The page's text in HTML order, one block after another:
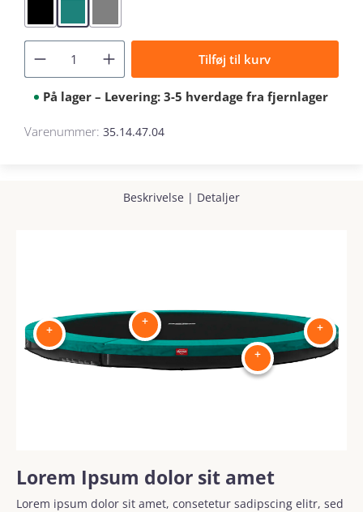
Black Green
Tilføj til kurv
På lager – Levering: 3-5 hverdage fra fjernlager
Varenummer: 35.14.47.04
Beskrivelse | Detaljer
+
+
+
+
Lorem Ipsum dolor sit amet
Lorem ipsum dolor sit amet, consetetur sadipscing elitr, sed